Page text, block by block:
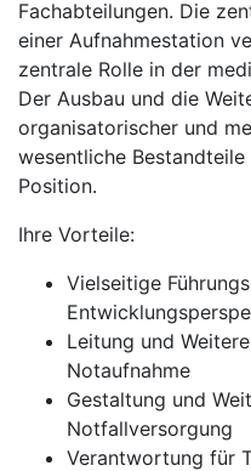
Fachabteilungen. Die
einer Aufnahmestation
zentrale Rolle in der
Der Ausbau und die
organisatorischer und
wesentliche
Position.
Ihre Vorteile:
Vielseitige
Leitung und
Notaufnahme
Gestaltung und
Notfallversorgung
Verantwortung für